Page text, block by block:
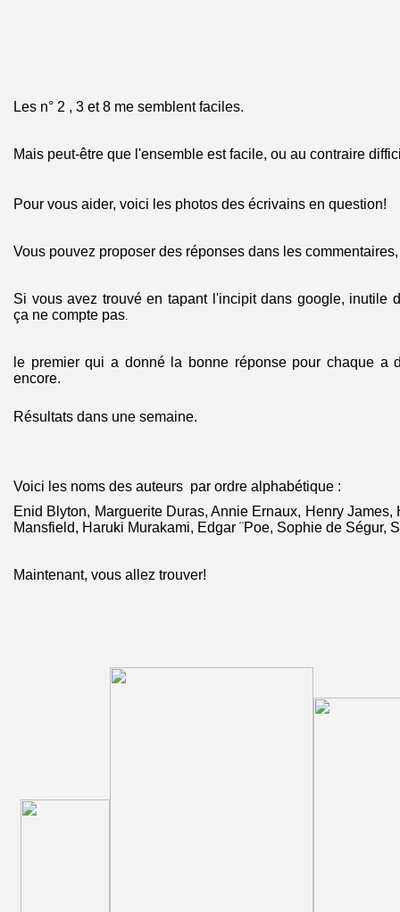
Les n° 2 , 3 et 8 me semblent faciles.
Mais peut-être que l'ensemble est facile, ou au contraire
Pour vous aider, voici les photos des écrivains en question!
Vous pouvez proposer des réponses dans les
Si vous avez trouvé en tapant l'incipit dans google, inutile
ça ne compte pas.
le premier qui a donné la bonne réponse pour chaque a
encore.
Résultats dans une semaine.
Voici les noms des auteurs par ordre alphabétique :
Enid Blyton, Marguerite Duras, Annie Ernaux, Henry James,
Mansfield, Haruki Murakami, Edgar ¨Poe, Sophie de Ségur,
Maintenant, vous allez trouver!